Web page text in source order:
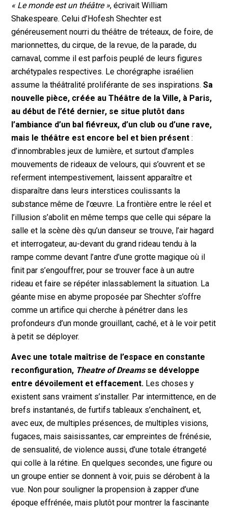
« Le monde est un théâtre », écrivait William
Shakespeare. Celui d’Hofesh Shechter est
généreusement nourri du théâtre de tréteaux, de foire, de
marionnettes, du cirque, de la revue, de la parade, du
carnaval, comme il est parfois peuplé de leurs figures
archétypales respectives. Le chorégraphe israélien
assume la théâtralité proliférante de ses inspirations. Sa
nouvelle pièce, créée au Théâtre de la Ville, à Paris,
au début de l’été dernier, se situe plutôt dans
l’ambiance d’un bal fiévreux, d’un club ou d’une rave,
mais le théâtre est encore bel et bien présent :
d’innombrables jeux de lumière, et surtout d’amples
mouvements de rideaux de velours, qui s’ouvrent et se
referment intempestivement, laissent apparaître et
disparaître dans leurs interstices coulissants la
substance même de l’œuvre. La frontière entre le réel et
l’illusion s’abolit en même temps que celle qui sépare la
salle et la scène dès qu’un danseur se trouve, l’air hagard
et interrogateur, au-devant du grand rideau tendu à la
rampe comme devant l’antre d’une grotte magique où il
finit par s’engouffrer, pour se trouver face à un autre
rideau et faire se répéter inlassablement la situation. La
géante mise en abyme proposée par Shechter s’offre
comme un artifice qui cherche à pénétrer dans les
profondeurs d’un monde grouillant, caché, et à le voir petit
à petit se déployer.
Avec une totale maîtrise de l’espace en constante
reconfiguration, Theatre of Dreamsse développe
entre dévoilement et effacement. Les choses y
existent sans vraiment s’installer. Par intermittence, en de
brefs instantanés, de furtifs tableaux s’enchaînent, et,
avec eux, de multiples présences, de multiples visions,
fugaces, mais saisissantes, car empreintes de frénésie,
de sensualité, de violence aussi, d’une totale étrangeté
qui colle à la rétine. En quelques secondes, une figure ou
un groupe entier se donnent à voir, puis se dérobent à la
vue. Non pour souligner la propension à zapper d’une
époque effrénée, mais plutôt pour montrer la fascinante